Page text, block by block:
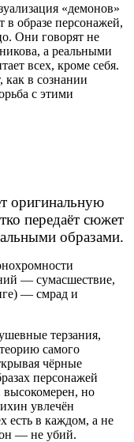
«демонов»
образе персонажей,
Они говорят не
а реальными
всех, кроме себя.
как в сознании
с этими
оригинальную
передаёт сюжет
образами.
— сумасшествие,
— смрад и
терзания,
самого
чёрные
персонажей
но
увлечён
есть в каждом, а не
— не убий.